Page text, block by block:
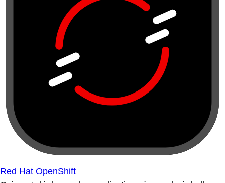
Red Hat OpenShift